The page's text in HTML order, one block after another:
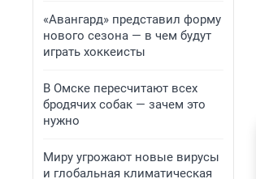
«Авангард» представил форму
нового сезона — в чем будут
играть хоккеисты
В Омске пересчитают всех
бродячих собак — зачем это
нужно
Миру угрожают новые вирусы
и глобальная климатическая